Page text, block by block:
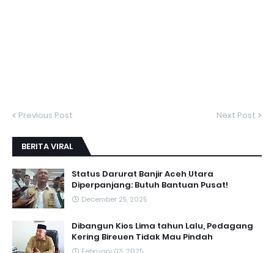
Previous Post Next Post
BERITA VIRAL
Status Darurat Banjir Aceh Utara
Diperpanjang: Butuh Bantuan Pusat!
December 25, 2025
Dibangun Kios Lima tahun Lalu, Pedagang
Kering Bireuen Tidak Mau Pindah